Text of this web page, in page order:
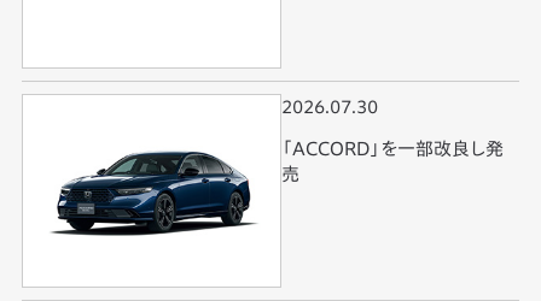
2026.07.30
「ACCORD」を一部改良し発
売